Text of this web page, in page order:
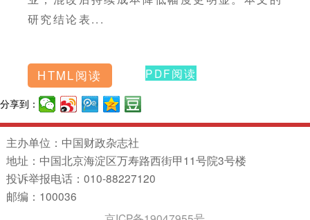
研究结论表...
HTML阅读 PDF阅读
分享到：
主办单位：中国财政杂志社
地址：中国北京海淀区万寿路西街甲11号院3号楼
投诉举报电话：010-88227120
邮编：100036